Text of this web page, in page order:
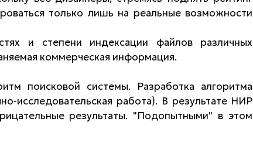
только лишь на реальные возможности
и степени индексации файлов различных
коммерческая информация.
поисковой системы. Разработка алгоритма
исследовательская работа). В результате НИР
результаты. "Подопытными" в этом